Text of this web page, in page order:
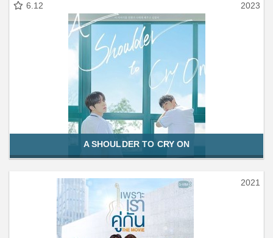
6.12 2023
A SHOULDER TO CRY ON
2021